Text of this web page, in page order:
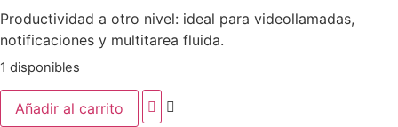
Productividad a otro nivel: ideal para videollamadas,
notificaciones y multitarea fluida.
1 disponibles
Añadir al carrito